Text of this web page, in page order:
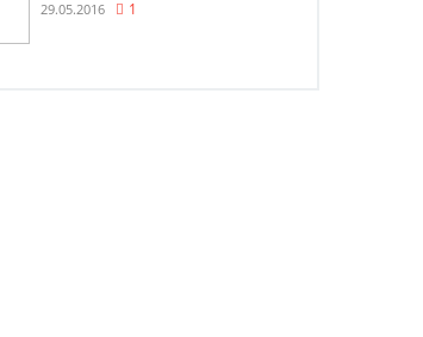
29.05.2016 1